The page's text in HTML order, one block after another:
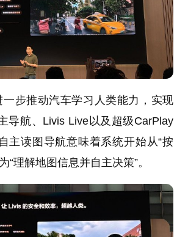
步推动汽车学习人类能力，实现
导航、Livis Live以及超级CarPlay
主读图导航意味着系统开始从“按
“理解地图信息并自主决策”。